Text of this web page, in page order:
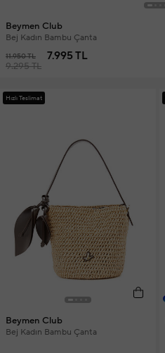
Beymen Club
Bej Kadın Bambu Çanta
11.950 TL
9.295 TL
7.995 TL
Hızlı Teslimat
Beymen Club
Bej Kadın Bambu Çanta